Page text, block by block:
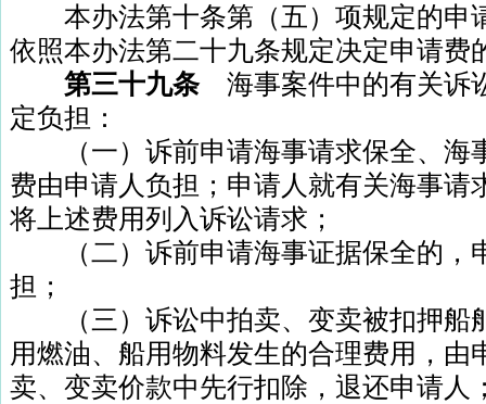
本办法第十条第（五）项规定的申
依照本办法第二十九条规定决定申请费
第三十九条海事案件中的有关诉
定负担：
（一）诉前申请海事请求保全、海
费由申请人负担；申请人就有关海事请
将上述费用列入诉讼请求；
（二）诉前申请海事证据保全的，
担；
（三）诉讼中拍卖、变卖被扣押船
用燃油、船用物料发生的合理费用，由
卖、变卖价款中先行扣除，退还申请人